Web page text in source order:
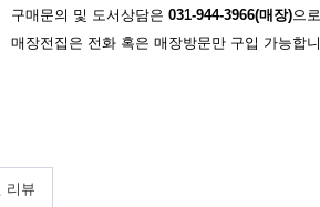
구매문의 및 도서상담은 031-944-3966(매장)으
매장전집은 전화 혹은 매장방문만 구입 가능합
리뷰